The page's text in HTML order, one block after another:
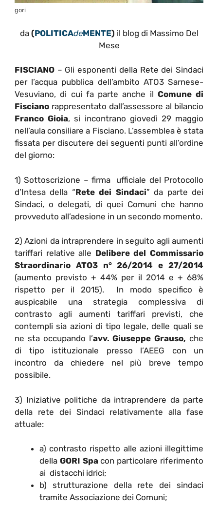
gori
da (POLITICAdeMENTE) il blog di Massimo Del
Mese
FISCIANO – Gli esponenti della Rete dei Sindaci
per l’acqua pubblica dell’ambito ATO3 Sarnese-
Vesuviano, di cui fa parte anche il Comune di
Fisciano rappresentato dall’assessore al bilancio
Franco Gioia, si incontrano giovedì 29 maggio
nell’aula consiliare a Fisciano. L’assemblea è stata
fissata per discutere dei seguenti punti all’ordine
del giorno:
1) Sottoscrizione – firma ufficiale del Protocollo
d’Intesa della “Rete dei Sindaci” da parte dei
Sindaci, o delegati, di quei Comuni che hanno
provveduto all’adesione in un secondo momento.
2) Azioni da intraprendere in seguito agli aumenti
tariffari relative alle Delibere del Commissario
Straordinario ATO3 n° 26/2014 e 27/2014
(aumento previsto + 44% per il 2014 e + 68%
rispetto per il 2015). In modo specifico è
auspicabile una strategia complessiva di
contrasto agli aumenti tariffari previsti, che
contempli sia azioni di tipo legale, delle quali se
ne sta occupando l’avv. Giuseppe Grauso,che
di tipo istituzionale presso l’AEEG con un
incontro da chiedere nel più breve tempo
possibile.
3) Iniziative politiche da intraprendere da parte
della rete dei Sindaci relativamente alla fase
attuale:
a) contrasto rispetto alle azioni illegittime
della GORI Spacon particolare riferimento
ai distacchi idrici;
b) strutturazione della rete dei sindaci
tramite Associazione dei Comuni;